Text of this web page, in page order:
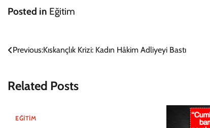
Posted in Eğitim
Yazı
Previous:Kıskançlık Krizi: Kadın Hâkim Adliyeyi Bastı
Related Posts
EĞITIM